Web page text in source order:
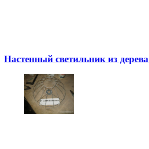
Настенный светильник из